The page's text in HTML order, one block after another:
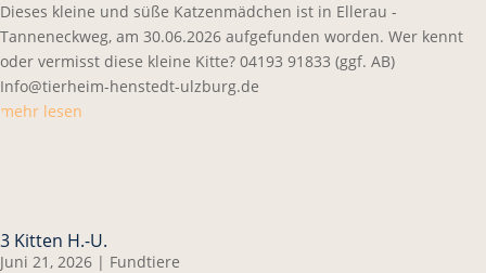
Dieses kleine und süße Katzenmädchen ist in Ellerau -
Tanneneckweg, am 30.06.2026 aufgefunden worden. Wer kennt
oder vermisst diese kleine Kitte? 04193 91833 (ggf. AB)
Info@tierheim-henstedt-ulzburg.de
mehr lesen
3 Kitten H.-U.
Juni 21, 2026 | Fundtiere